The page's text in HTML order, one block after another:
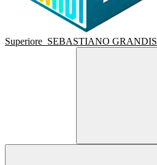
Superiore SEBASTIANO GRANDIS